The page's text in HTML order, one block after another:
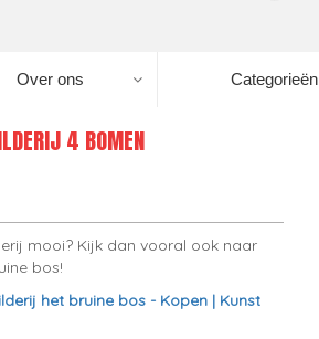
Over ons Categorieën
4 BOMEN
mooi? Kijk dan vooral ook naar
bos!
het bruine bos - Kopen | Kunst